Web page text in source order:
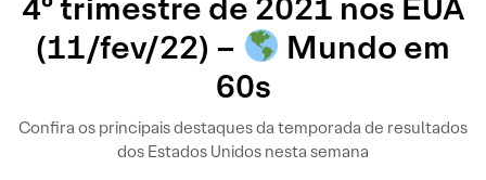
4º trimestre de 2021 nos EUA
(11/fev/22) –
Mundo em
60s
Confira os principais destaques da temporada de resultados
dos Estados Unidos nesta semana